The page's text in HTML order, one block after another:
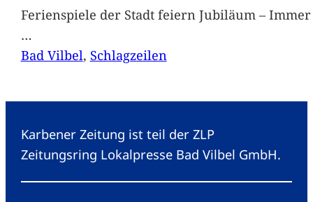
Ferienspiele der Stadt feiern Jubiläum –
…
Bad Vilbel, Schlagzeilen
Karbener Zeitung ist teil der ZLP
Zeitungsring Lokalpresse Bad Vilbel GmbH.